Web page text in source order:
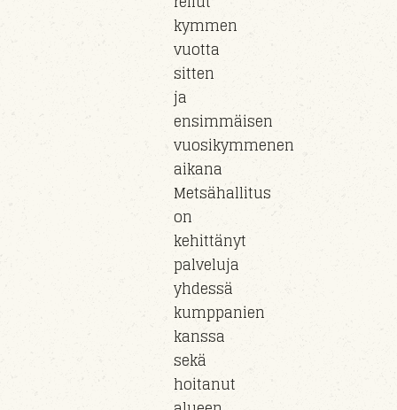
kymmen
vuotta
sitten
ja
ensimmäisen
vuosikymmenen
aikana
Metsähallitus
on
kehittänyt
palveluja
yhdessä
kumppanien
kanssa
sekä
hoitanut